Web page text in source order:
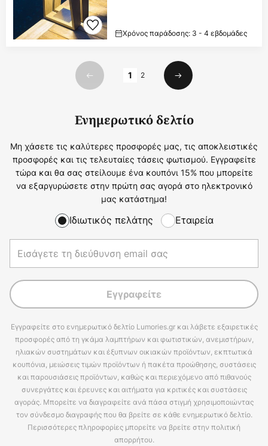
Χρόνος παράδοσης: 3 - 4 εβδομάδες
Προηγούμενο
1 2
Επόμενο
Ενημερωτικό δελτίο
Μη χάσετε τις καλύτερες προσφορές μας, τις αποκλειστικές
προσφορές και τις τελευταίες τάσεις φωτισμού. Εγγραφείτε
τώρα και θα σας στείλουμε ένα κουπόνι 15% που μπορείτε
να εξαργυρώσετε στην πρώτη σας αγορά στο ηλεκτρονικό
μας κατάστημα!
Ιδιωτικός πελάτης Εταιρεία
Εγγραφείτε
Εγγραφείτε στο ενημερωτικό δελτίο Lumories.gr και λάβετε εξαιρετικές
προσφορές από τη γκάμα λαμπτήρων και φωτιστικών, ανεμιστήρων,
ηλιακών συστημάτων και έξυπνων οικιακών προϊόντων, εκπτωτικά
κουπόνια, μειώσεις τιμών προϊόντων ή πακέτα προώθησης, συστάσεις
και παρουσιάσεις προϊόντων, καθώς και περιεχόμενο από πιθανούς
συνεργάτες και έρευνες και αιτήματα για κριτικές και συστάσεις
αγοράς. Μπορείτε να διαγραφείτε ανά πάσα στιγμή χρησιμοποιώντας
τον σύνδεσμο διαγραφής που θα βρείτε σε κάθε ενημερωτικό δελτίο.
Περισσότερες πληροφορίες μπορείτε να βρείτε στην πολιτική
απορρήτου.